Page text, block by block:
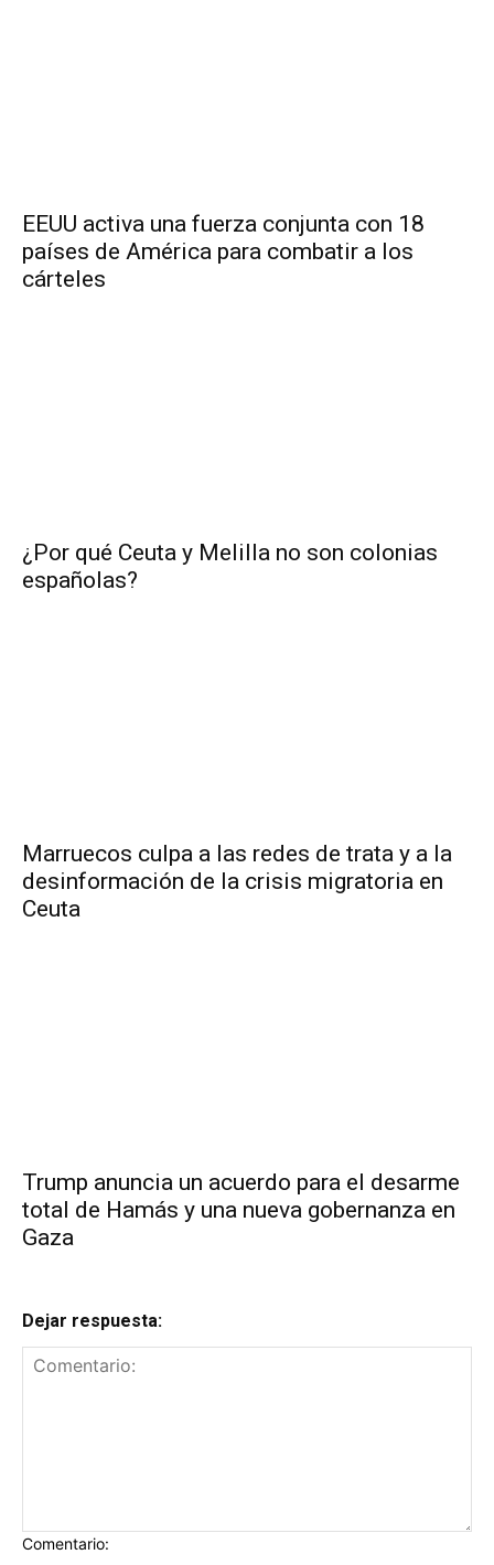
EEUU activa una fuerza conjunta con 18
países de América para combatir a los
cárteles
¿Por qué Ceuta y Melilla no son colonias
españolas?
Marruecos culpa a las redes de trata y a la
desinformación de la crisis migratoria en
Ceuta
Trump anuncia un acuerdo para el desarme
total de Hamás y una nueva gobernanza en
Gaza
Dejar respuesta:
Comentario: